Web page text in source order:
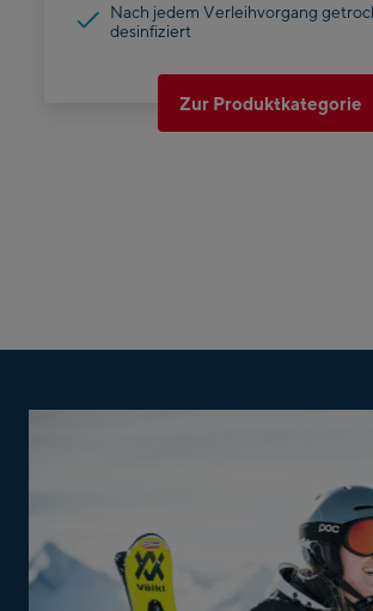
Nach jedem Verleihvorgang
desinfiziert
Zur Produktkategorie